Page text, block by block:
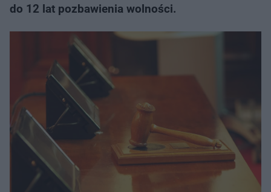
do 12 lat pozbawienia wolności.